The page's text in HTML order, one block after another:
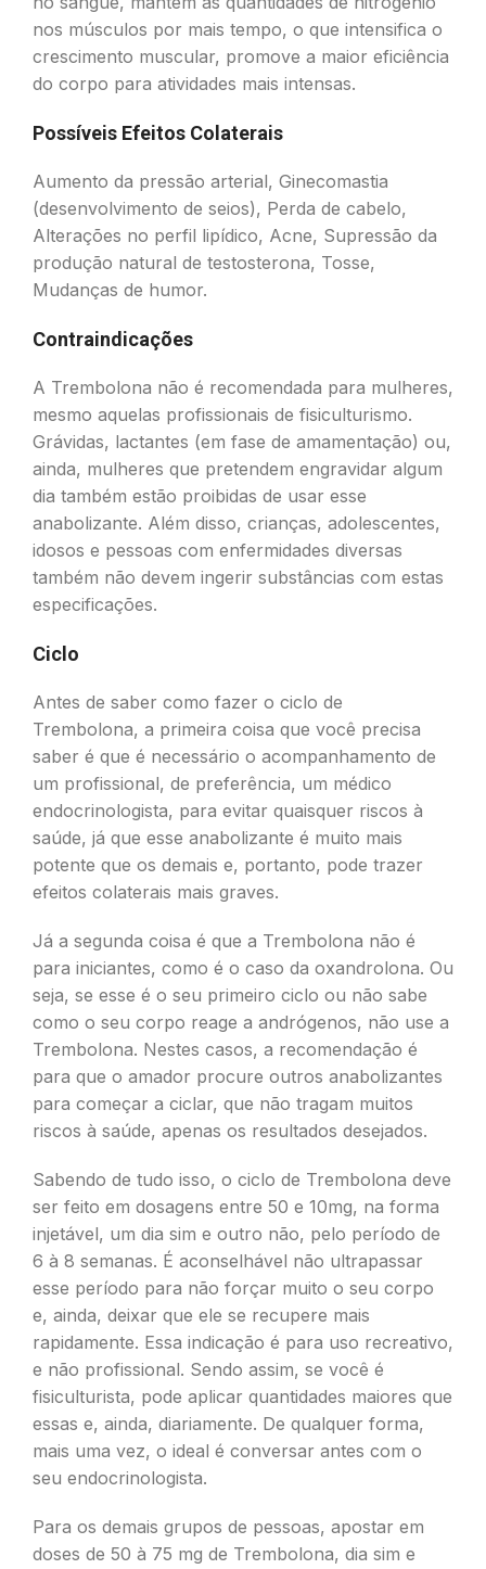
nos músculos por mais tempo, o que intensifica o
crescimento muscular, promove a maior eficiência
do corpo para atividades mais intensas.
Possíveis Efeitos Colaterais
Aumento da pressão arterial, Ginecomastia
(desenvolvimento de seios), Perda de cabelo,
Alterações no perfil lipídico, Acne, Supressão da
produção natural de testosterona, Tosse,
Mudanças de humor.
Contraindicações
A Trembolona não é recomendada para mulheres,
mesmo aquelas profissionais de fisiculturismo.
Grávidas, lactantes (em fase de amamentação) ou,
ainda, mulheres que pretendem engravidar algum
dia também estão proibidas de usar esse
anabolizante. Além disso, crianças, adolescentes,
idosos e pessoas com enfermidades diversas
também não devem ingerir substâncias com estas
especificações.
Ciclo
Antes de saber como fazer o ciclo de
Trembolona, a primeira coisa que você precisa
saber é que é necessário o acompanhamento de
um profissional, de preferência, um médico
endocrinologista, para evitar quaisquer riscos à
saúde, já que esse anabolizante é muito mais
potente que os demais e, portanto, pode trazer
efeitos colaterais mais graves.
Já a segunda coisa é que a Trembolona não é
para iniciantes, como é o caso da oxandrolona. Ou
seja, se esse é o seu primeiro ciclo ou não sabe
como o seu corpo reage a andrógenos, não use a
Trembolona. Nestes casos, a recomendação é
para que o amador procure outros anabolizantes
para começar a ciclar, que não tragam muitos
riscos à saúde, apenas os resultados desejados.
Sabendo de tudo isso, o ciclo de Trembolona deve
ser feito em dosagens entre 50 e 10mg, na forma
injetável, um dia sim e outro não, pelo período de
6 à 8 semanas. É aconselhável não ultrapassar
esse período para não forçar muito o seu corpo
e, ainda, deixar que ele se recupere mais
rapidamente. Essa indicação é para uso recreativo,
e não profissional. Sendo assim, se você é
fisiculturista, pode aplicar quantidades maiores que
essas e, ainda, diariamente. De qualquer forma,
mais uma vez, o ideal é conversar antes com o
seu endocrinologista.
Para os demais grupos de pessoas, apostar em
doses de 50 à 75 mg de Trembolona, dia sim e